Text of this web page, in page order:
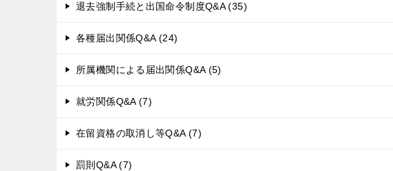
退去強制手続と出国命令制度Q&A (35)
各種届出関係Q&A (24)
所属機関による届出関係Q&A (5)
就労関係Q&A (7)
在留資格の取消し等Q&A (7)
罰則Q&A (7)